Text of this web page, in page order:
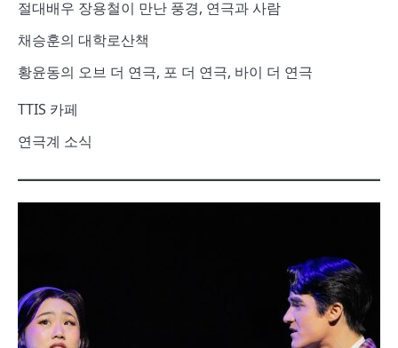
절대배우 장용철이 만난 풍경, 연극과 사람
채승훈의 대학로산책
황윤동의 오브 더 연극, 포 더 연극, 바이 더 연극
TTIS 카페
연극계 소식